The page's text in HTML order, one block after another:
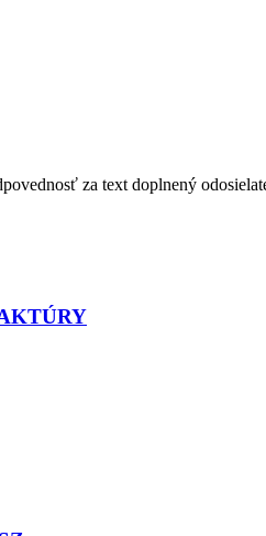
za text doplnený